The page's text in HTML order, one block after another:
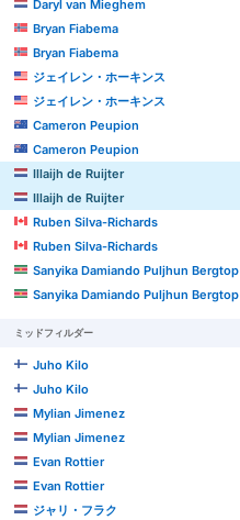
Daryl van Mieghem
Bryan Fiabema
Bryan Fiabema
ジェイレン・ホーキンス
ジェイレン・ホーキンス
Cameron Peupion
Cameron Peupion
Illaijh de Ruijter
Illaijh de Ruijter
Ruben Silva-Richards
Ruben Silva-Richards
Sanyika Damiando Puljhun Bergtop
Sanyika Damiando Puljhun Bergtop
ミッドフィルダー
Juho Kilo
Juho Kilo
Mylian Jimenez
Mylian Jimenez
Evan Rottier
Evan Rottier
ジャリ・フラク